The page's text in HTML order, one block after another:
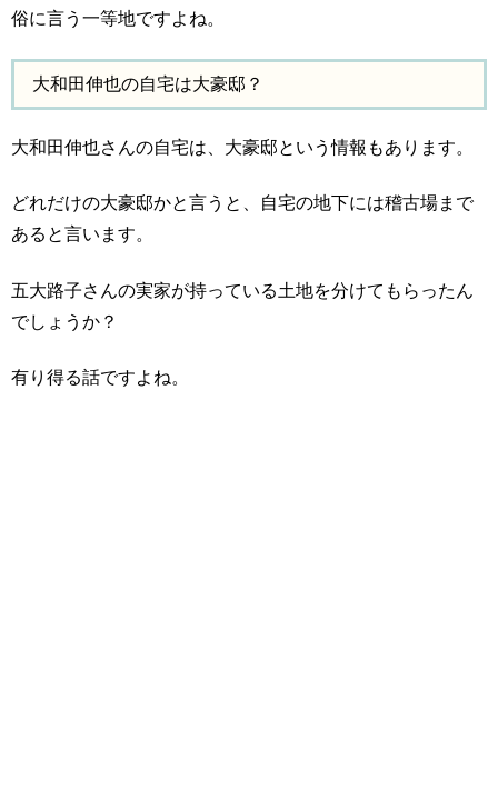
俗に言う一等地ですよね。
大和田伸也の自宅は大豪邸？
大和田伸也さんの自宅は、大豪邸という情報もあります。
どれだけの大豪邸かと言うと、自宅の地下には稽古場まで
あると言います。
五大路子さんの実家が持っている土地を分けてもらったん
でしょうか？
有り得る話ですよね。